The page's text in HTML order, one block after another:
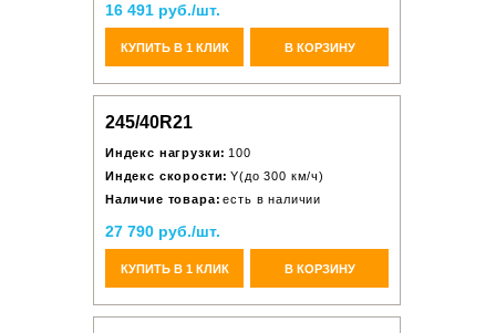
16 491 руб./шт.
КУПИТЬ В 1 КЛИК В КОРЗИНУ
245/40R21
Индекс нагрузки: 100
Индекс скорости: Y(до 300 км/ч)
Наличие товара: есть в наличии
27 790 руб./шт.
КУПИТЬ В 1 КЛИК В КОРЗИНУ